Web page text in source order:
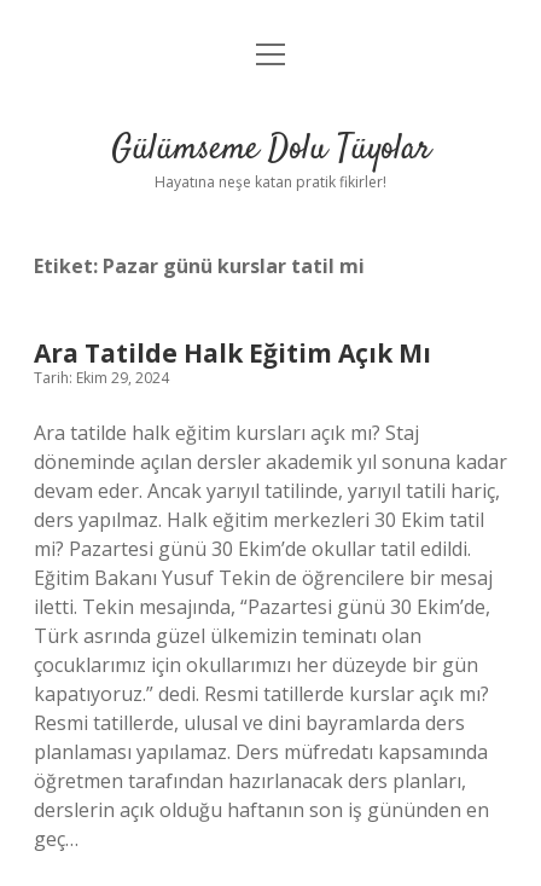
Anasayfa
Yasal Uyarı
menüyü
Gülümseme Dolu Tüyolar
Hayatına neşe katan pratik fikirler!
Etiket: Pazar günü kurslar tatil mi
Ara Tatilde Halk Eğitim Açık Mı
Tarih: Ekim 29, 2024
Ara tatilde halk eğitim kursları açık mı? Staj
döneminde açılan dersler akademik yıl sonuna kadar
devam eder. Ancak yarıyıl tatilinde, yarıyıl tatili hariç,
ders yapılmaz. Halk eğitim merkezleri 30 Ekim tatil
mi? Pazartesi günü 30 Ekim’de okullar tatil edildi.
Eğitim Bakanı Yusuf Tekin de öğrencilere bir mesaj
iletti. Tekin mesajında, “Pazartesi günü 30 Ekim’de,
Türk asrında güzel ülkemizin teminatı olan
çocuklarımız için okullarımızı her düzeyde bir gün
kapatıyoruz.” dedi. Resmi tatillerde kurslar açık mı?
Resmi tatillerde, ulusal ve dini bayramlarda ders
planlaması yapılamaz. Ders müfredatı kapsamında
öğretmen tarafından hazırlanacak ders planları,
derslerin açık olduğu haftanın son iş gününden en
geç…